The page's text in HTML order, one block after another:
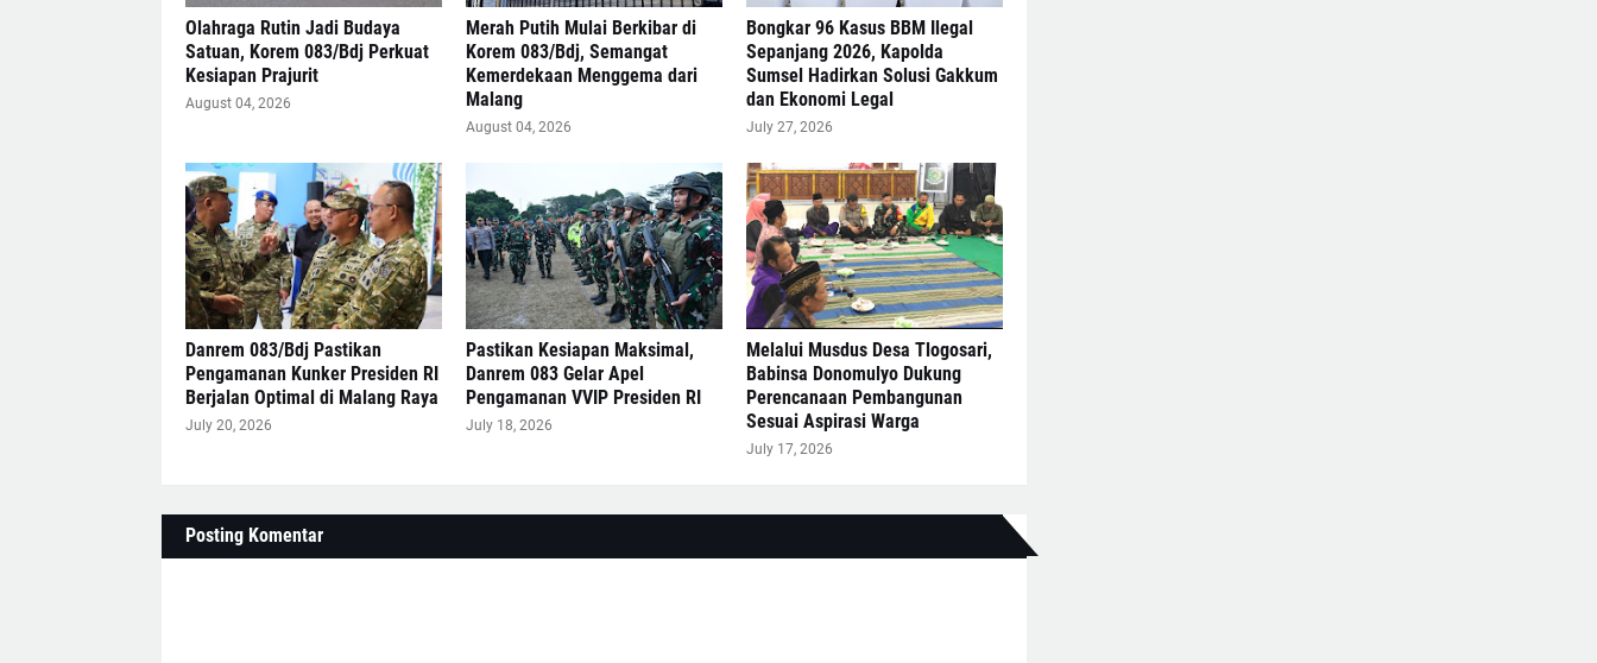
Olahraga Rutin Jadi Budaya
Satuan, Korem 083/Bdj Perkuat
Kesiapan Prajurit
August 04, 2026
Merah Putih Mulai Berkibar di
Korem 083/Bdj, Semangat
Kemerdekaan Menggema dari
Malang
August 04, 2026
Bongkar 96 Kasus BBM Ilegal
Sepanjang 2026, Kapolda
Sumsel Hadirkan Solusi Gakkum
dan Ekonomi Legal
July 27, 2026
Danrem 083/Bdj Pastikan
Pengamanan Kunker Presiden RI
Berjalan Optimal di Malang Raya
July 20, 2026
Pastikan Kesiapan Maksimal,
Danrem 083 Gelar Apel
Pengamanan VVIP Presiden RI
July 18, 2026
Melalui Musdus Desa Tlogosari,
Babinsa Donomulyo Dukung
Perencanaan Pembangunan
Sesuai Aspirasi Warga
July 17, 2026
Posting Komentar